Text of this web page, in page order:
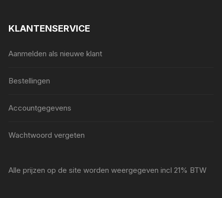
KLANTENSERVICE
Aanmelden als nieuwe klant
Bestellingen
Accountgegevens
Wachtwoord vergeten
Alle prijzen op de site worden weergegeven incl 21% BTW